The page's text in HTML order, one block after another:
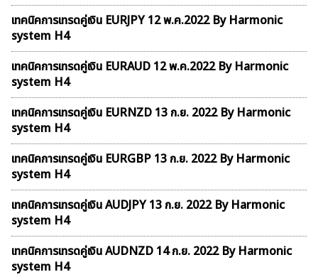
เทคนิคการเทรดคู่เงิน EURJPY 12 พ.ค.2022 By Harmonic
system H4
เทคนิคการเทรดคู่เงิน EURAUD 12 พ.ค.2022 By Harmonic
system H4
เทคนิคการเทรดคู่เงิน EURNZD 13 ก.ย. 2022 By Harmonic
system H4
เทคนิคการเทรดคู่เงิน EURGBP 13 ก.ย. 2022 By Harmonic
system H4
เทคนิคการเทรดคู่เงิน AUDJPY 13 ก.ย. 2022 By Harmonic
system H4
เทคนิคการเทรดคู่เงิน AUDNZD 14 ก.ย. 2022 By Harmonic
system H4